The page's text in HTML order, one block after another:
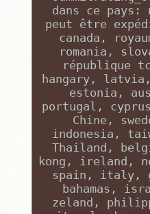
dans ce
peut être
canada,
romania,
république
hangary,
estonia,
portugal,
Chine,
indonesia,
Thailand,
kong, ireland,
spain, italy,
bahamas,
zeland,